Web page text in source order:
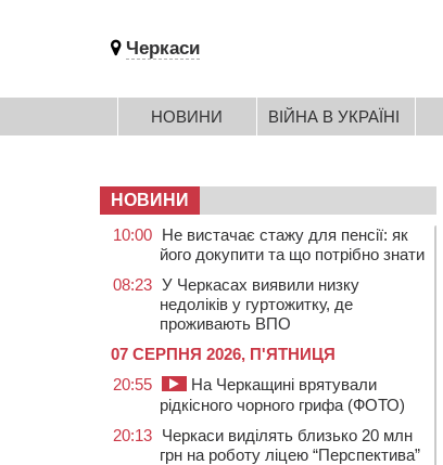
Черкаси
НОВИНИ ВІЙНА В УКРАЇНІ
НОВИНИ
10:00 Не вистачає стажу для пенсії: як
його докупити та що потрібно знати
08:23 У Черкасах виявили низку
недоліків у гуртожитку, де
проживають ВПО
07 СЕРПНЯ 2026, П'ЯТНИЦЯ
20:55
На Черкащині врятували
рідкісного чорного грифа (ФОТО)
20:13 Черкаси виділять близько 20 млн
грн на роботу ліцею “Перспектива”